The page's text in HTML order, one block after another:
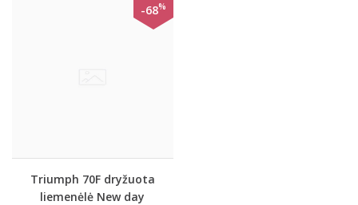
-68%
Triumph 70F dryžuota
liemenėlė New day